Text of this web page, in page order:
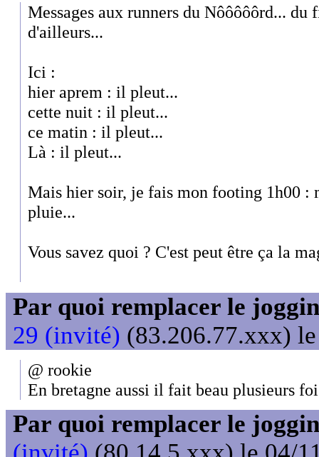
Messages aux runners du Nôôôôôrd... du
d'ailleurs...
Ici :
hier aprem : il pleut...
cette nuit : il pleut...
ce matin : il pleut...
Là : il pleut...
Mais hier soir, je fais mon footing 1h00 :
pluie...
Vous savez quoi ? C'est peut être ça la
Par quoi remplacer le
29 (invité) (83.206.77.xxx)
@ rookie
En bretagne aussi il fait beau plusieurs
Par quoi remplacer le